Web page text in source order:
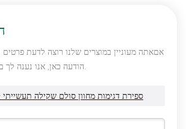
אםאתה מעוניין במוצרים שלנו רוצה לדעת פרטים
הודעה כאן, אנו נענה לך ברגע שאנחנו יכולים.
ספירת דגימות מחוון סולם שקילה תעשייתי